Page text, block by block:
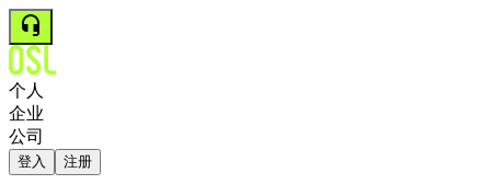
个人
企业
公司
登入 注册